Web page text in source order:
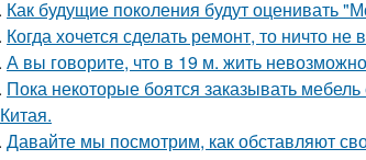
Как будущие поколения будут оценивать
Когда хочется сделать ремонт, то ничто не
А вы говорите, что в 19 м. жить
Пока некоторые боятся заказывать
Давайте мы посмотрим, как обставляют